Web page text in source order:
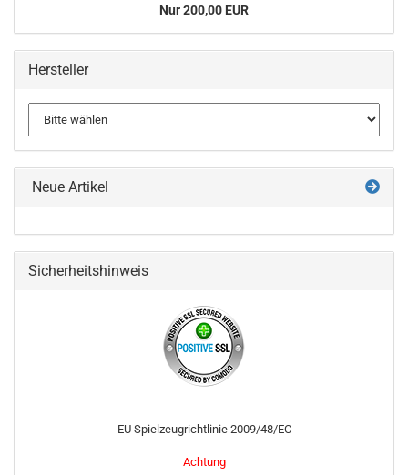
Nur 200,00 EUR
Hersteller
Neue Artikel
Sicherheitshinweis
EU Spielzeugrichtlinie 2009/48/EC
Achtung